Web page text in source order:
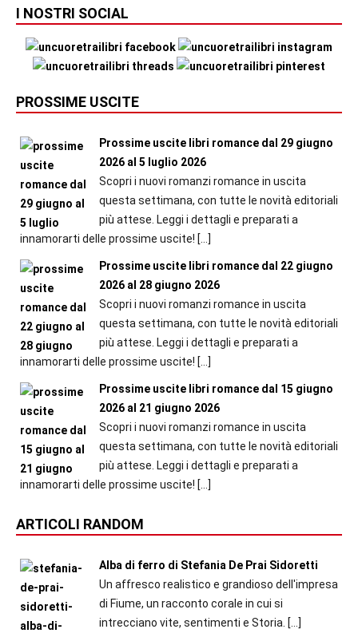
I NOSTRI SOCIAL
PROSSIME USCITE
Prossime uscite libri romance dal 29 giugno
2026 al 5 luglio 2026
Scopri i nuovi romanzi romance in uscita
questa settimana, con tutte le novità editoriali
più attese. Leggi i dettagli e preparati a
innamorarti delle prossime uscite! […]
Prossime uscite libri romance dal 22 giugno
2026 al 28 giugno 2026
Scopri i nuovi romanzi romance in uscita
questa settimana, con tutte le novità editoriali
più attese. Leggi i dettagli e preparati a
innamorarti delle prossime uscite! […]
Prossime uscite libri romance dal 15 giugno
2026 al 21 giugno 2026
Scopri i nuovi romanzi romance in uscita
questa settimana, con tutte le novità editoriali
più attese. Leggi i dettagli e preparati a
innamorarti delle prossime uscite! […]
ARTICOLI RANDOM
Alba di ferro di Stefania De Prai Sidoretti
Un affresco realistico e grandioso dell'impresa
di Fiume, un racconto corale in cui si
intrecciano vite, sentimenti e Storia. […]